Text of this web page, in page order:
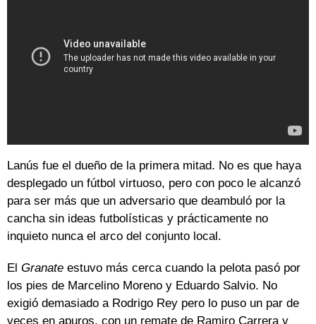
Lanús fue el dueño de la primera mitad. No es que haya
desplegado un fútbol virtuoso, pero con poco le alcanzó
para ser más que un adversario que deambuló por la
cancha sin ideas futbolísticas y prácticamente no
inquieto nunca el arco del conjunto local.
El Granate estuvo más cerca cuando la pelota pasó por
los pies de Marcelino Moreno y Eduardo Salvio. No
exigió demasiado a Rodrigo Rey pero lo puso un par de
veces en apuros, con un remate de Ramiro Carrera y